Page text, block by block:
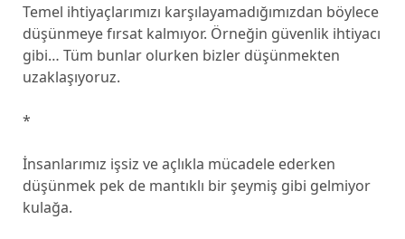
Temel ihtiyaçlarımızı karşılayamadığımızdan böylece
düşünmeye fırsat kalmıyor. Örneğin güvenlik ihtiyacı
gibi… Tüm bunlar olurken bizler düşünmekten
uzaklaşıyoruz.
*
İnsanlarımız işsiz ve açlıkla mücadele ederken
düşünmek pek de mantıklı bir şeymiş gibi gelmiyor
kulağa.